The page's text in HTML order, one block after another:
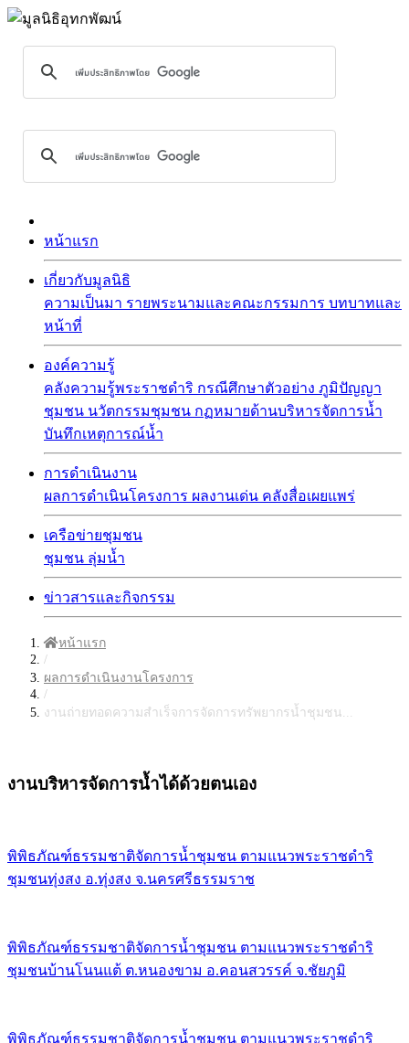
หน้าแรก
เกี่ยวกับมูลนิธิ
ความเป็นมา รายพระนามและคณะกรรมการ บทบาทและ
หน้าที่
องค์ความรู้
คลังความรู้พระราชดำริ กรณีศึกษาตัวอย่าง ภูมิปัญญา
ชุมชน นวัตกรรมชุมชน กฏหมายด้านบริหารจัดการน้ำ
บันทึกเหตุการณ์น้ำ
การดำเนินงาน
ผลการดำเนินโครงการ ผลงานเด่น คลังสื่อเผยแพร่
เครือข่ายชุมชน
ชุมชน ลุ่มน้ำ
ข่าวสารและกิจกรรม
หน้าแรก
/
ผลการดำเนินงานโครงการ
/
งานถ่ายทอดความสำเร็จการจัดการทรัพยากรน้ำชุมชน...
งานบริหารจัดการน้ำได้ด้วยตนเอง
พิพิธภัณฑ์ธรรมชาติจัดการน้ำชุมชน ตามแนวพระราชดำริ
ชุมชนทุ่งสง อ.ทุ่งสง จ.นครศรีธรรมราช
พิพิธภัณฑ์ธรรมชาติจัดการน้ำชุมชน ตามแนวพระราชดำริ
ชุมชนบ้านโนนแต้ ต.หนองขาม อ.คอนสวรรค์ จ.ชัยภูมิ
พิพิธภัณฑ์ธรรมชาติจัดการน้ำชุมชน ตามแนวพระราชดำริ